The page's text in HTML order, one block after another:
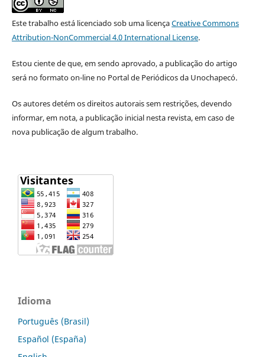
Este trabalho está licenciado sob uma licençaCreative Commons
Attribution-NonCommercial 4.0 International License.
Estou ciente de que, em sendo aprovado, a publicação do artigo
será no formato on-line no Portal de Periódicos da Unochapecó.
Os autores detém os direitos autorais sem restrições, devendo
informar, em nota, a publicação inicial nesta revista, em caso de
nova publicação de algum trabalho.
Idioma
Português (Brasil)
Español (España)